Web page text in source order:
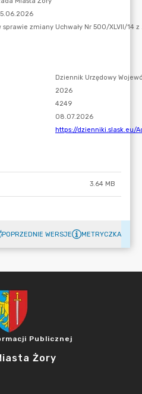
3.64 MB
POPRZEDNIE WERSJE METRYCZKA
Publicznej
Żory